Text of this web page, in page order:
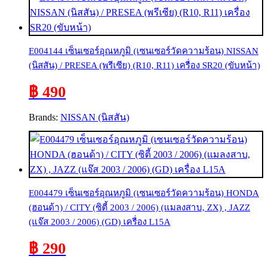
E004144 เซ็นเซอร์อุณหภูมิ (เซนเซอร์วัดความร้อน) NISSAN
(นิสสัน) / PRESEA (พรีเซีย) (R10, R11) เครื่อง SR20 (ขับหน้า)
฿ 490
Brands: NISSAN (นิสสัน)
E004479 เซ็นเซอร์อุณหภูมิ (เซนเซอร์วัดความร้อน) HONDA
(ฮอนด้า) / CITY (ซิตี้ 2003 / 2006) (แมลงสาบ, ZX) , JAZZ
(แจ๊ส 2003 / 2006) (GD) เครื่อง L15A
฿ 290